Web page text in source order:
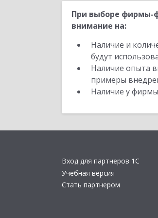
При выборе фирмы-
внимание на:
Наличие и
будут
Наличие опыта
примеры
Наличие у
Вход для партнеров 1С
Учебная версия
Стать партнером